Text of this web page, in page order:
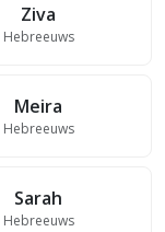
Ziva
Hebreeuws
Meira
Hebreeuws
Sarah
Hebreeuws